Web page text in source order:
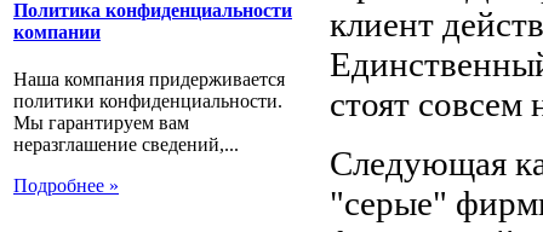
Политика конфиденциальности
компании
Наша компания придерживается
политики конфиденциальности.
Мы гарантируем вам
неразглашение сведений,...
Подробнее »
клиент
стоят совсем
Следующая
"серые"